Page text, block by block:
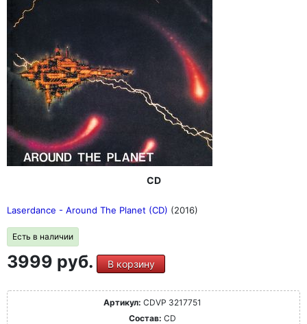
CD
Laserdance - Around The Planet (CD) (2016)
Есть в наличии
3999 руб. В корзину
Артикул: CDVP 3217751
Состав: CD